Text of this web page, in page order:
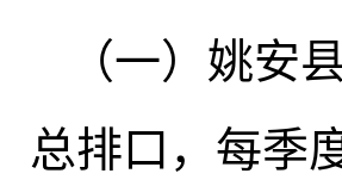
（一）姚安
总排口 ， 每季